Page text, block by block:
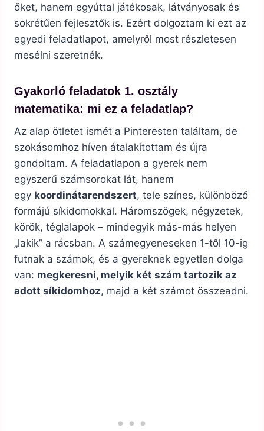
őket, hanem egyúttal játékosak, látványosak és
sokrétűen fejlesztők is. Ezért dolgoztam ki ezt az
egyedi feladatlapot, amelyről most részletesen
mesélni szeretnék.
Gyakorló feladatok 1. osztály
matematika: mi ez a feladatlap?
Az alap ötletet ismét a Pinteresten találtam, de
szokásomhoz híven átalakítottam és újra
gondoltam. A feladatlapon a gyerek nem
egyszerű számsorokat lát, hanem
egy koordinátarendszert, tele színes, különböző
formájú síkidomokkal. Háromszögek, négyzetek,
körök, téglalapok – mindegyik más-más helyen
„lakik” a rácsban. A számegyeneseken 1-től 10-ig
futnak a számok, és a gyereknek egyetlen dolga
van: megkeresni, melyik két szám tartozik az
adott síkidomhoz, majd a két számot összeadni.